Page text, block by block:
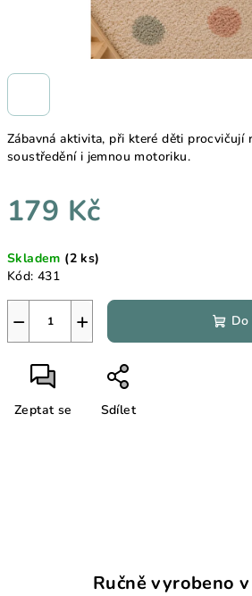
Zábavná aktivita, při které děti procvičují
soustředění i jemnou motoriku.
179 Kč
cena:
Skladem (2 ks)
Kód: 431
+
− Do
Zeptat se Sdílet
Ručně vyrobeno